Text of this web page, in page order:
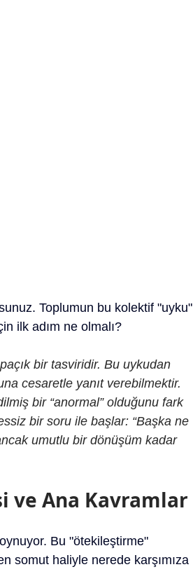
Toplumun bu kolektif "uyku"
ilk adım ne olmalı?
bir tasviridir. Bu uykudan
cesaretle yanıt verebilmektir.
bir “anormal” olduğunu fark
bir soru ile başlar: “Başka ne
umutlu bir dönüşüm kadar
ve Ana Kavramlar
Bu "ötekileştirme"
somut haliyle nerede karşımıza